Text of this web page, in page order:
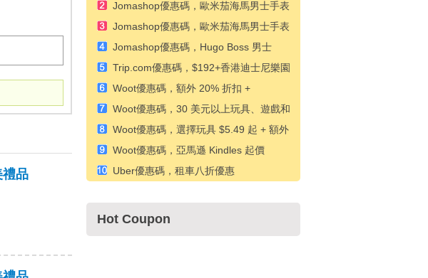
品
外優惠 20 美元
Jomashop優惠碼，歐米茄海馬男士手表
優惠 500 美元
Jomashop優惠碼，歐米茄海馬男士手表
優惠 200 美元
Jomashop優惠碼，Hugo Boss 男士
Absolu Parfum Intense EDP 20% 折扣
Trip.com優惠碼，$192+香港迪士尼樂園
門票優惠$10
Woot優惠碼，額外 20% 折扣 +
Glamorous You 特價 11.99 美元起
Woot優惠碼，30 美元以上玩具、遊戲和
拚圖立減 10 美元
Woot優惠碼，選擇玩具 $5.49 起 + 額外
$10 優惠 $50
Woot優惠碼，亞馬遜 Kindles 起價
49.99 美元
Uber優惠碼，租車八折優惠
Hot Coupon